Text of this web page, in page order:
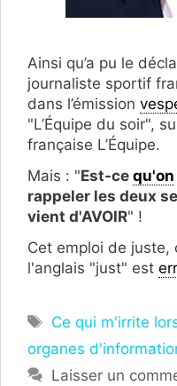
Ainsi qu’a pu le
journaliste sportif
dans l’émission
"L’Équipe du soir",
française L’Équipe.
Mais : "Est-ce qu'on
rappeler les deux
vient d'AVOIR" !
Cet emploi de juste,
l'anglais "just" est
Étiquettes
Ce qui m'irrite
organes
Laisser un